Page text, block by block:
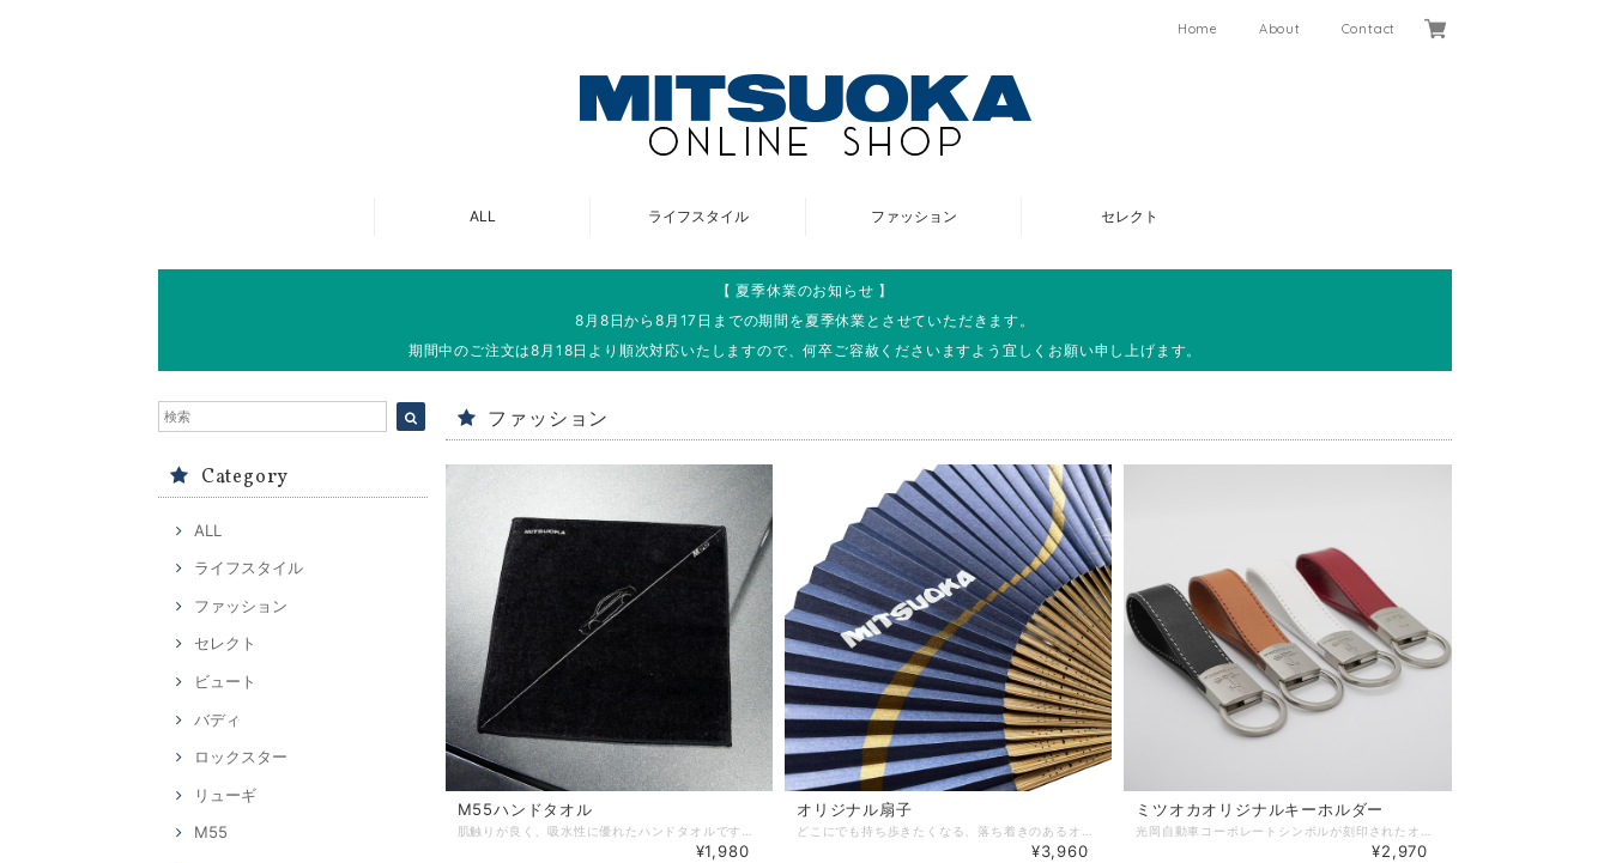
Home About Contact
ALL ライフスタイル ファッション セレクト
【 夏季休業のお知らせ 】
8月8日から8月17日までの期間を夏季休業とさせていただきます。
期間中のご注文は8月18日より順次対応いたしますので、何卒ご容赦くださいますよう宜しくお願い申し上げます。
Category
ALL
ライフスタイル
ファッション
セレクト
ビュート
バディ
ロックスター
リューギ
M55
ファッション
M55ハンドタオル
¥1,980
オリジナル扇子
¥3,960
ミツオカオリジナルキーホルダー
¥2,970